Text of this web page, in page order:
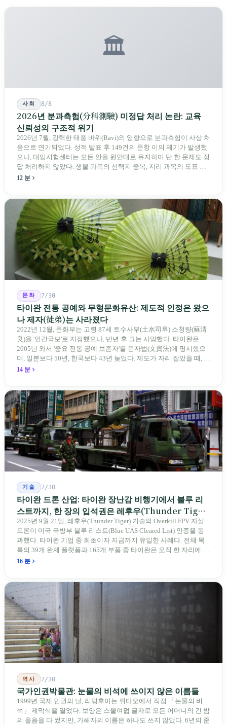
🏛️
사회 8/8
2026년 분과측험(分科測驗) 미정답 처리 논란: 교육
신뢰성의 구조적 위기
2026년 7월, 강력한 태풍 바위(Bavi)의 영향으로 분과측험이 사상 처
음으로 연기되었다. 성적 발표 후 149건의 문항 이의 제기가 발생했
으나, 대입시험센터는 모든 안을 원안대로 유지하며 단 한 문제도 정
답 처리하지 않았다. 생물 과목의 선택지 중복, 지리 과목의 도표 오
류 등에 대해 당국은 "답안 작성에 영향이 없다"라고만 답했다. 국회
12 분
문화 7/30
타이완 전통 공예와 무형문화유산: 제도적 인정은 왔으
나 제자(徒弟)는 사라졌다
2022년 12월, 문화부는 고령 87세 토수사부(土水司阜) 소청량(蘇清
良)을 '인간국보'로 지정했으나, 반년 후 그는 사망했다. 타이완은
2005년 와서 '중요 전통 공예 보존자'를 문자법(文資法)에 명시했으
며, 일본보다 50년, 한국보다 43년 늦었다. 제도가 자리 잡았을 때, 제
자 제도는 이미 1970-80년대 산업화 과정에서 붕괴되었다. 600여 명
14 분
기술 7/30
타이완 드론 산업: 타이완 장난감 비행기에서 블루 리
스트까지, 한 장의 입석권은 레후우(Thunder Tiger)
에게
2025년 9월 21일, 레후우(Thunder Tiger) 기술의 Overkill FPV 자살
드론이 미국 국방부 블루 리스트(Blue UAS Cleared List) 인증을 통
과했다. 타이완 기업 중 최초이자 지금까지 유일한 사례다. 전체 목
록의 39개 완제 플랫폼과 165개 부품 중 타이완은 오직 한 자리에 불
과하다. 2026년 4월, 미국 양당 소속 상원의원 4명이 《타이완을 위
를 드러낸다: 타이완의 진입이 너무 느려 미국 스스로가 입법을 통해
장벽을 낮춰야 한다는 점이다. 타이완에서 46년간 원격 조종 장난감
비행기를 만들어 온 한 회사가 오하이오주에 두 번째 공장을 건설할
계획을 세우고 있다.
16 분
역사 7/30
국가인권박물관: 눈물의 비석에 쓰이지 않은 이름들
1999년 국제 인권의 날, 리덩후이는 뤼다오에서 직접 「눈물의 비
석」 제막식을 열었다. 보양은 스물여덟 글자로 모든 어머니의 긴 밤
의 울음을 다 썼지만, 가해자의 이름은 하나도 쓰지 않았다. 6년의 준